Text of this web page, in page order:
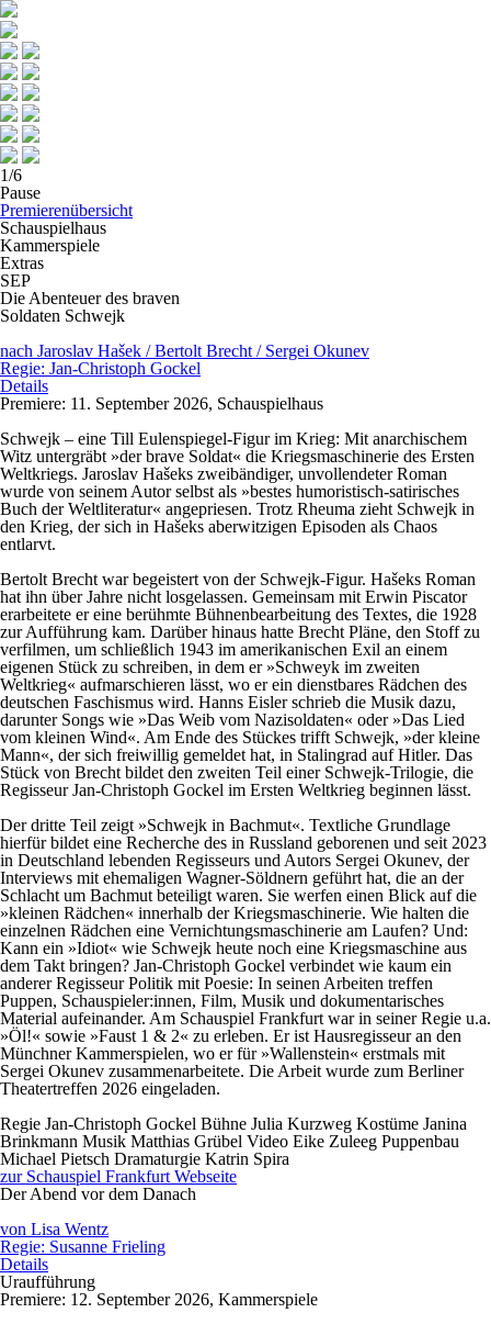
1/6
Pause
Premierenübersicht
Schauspielhaus
Kammerspiele
Extras
SEP
Die Abenteuer des braven
Soldaten Schwejk
nach Jaroslav Hašek / Bertolt Brecht / Sergei Okunev
Regie: Jan-Christoph Gockel
Details
Premiere: 11. September 2026, Schauspielhaus
Schwejk – eine Till Eulenspiegel-Figur im Krieg: Mit anarchischem
Witz untergräbt »der brave Soldat« die Kriegsmaschinerie des Ersten
Weltkriegs. Jaroslav Hašeks zweibändiger, unvollendeter Roman
wurde von seinem Autor selbst als »bestes humoristisch-satirisches
Buch der Weltliteratur« angepriesen. Trotz Rheuma zieht Schwejk in
den Krieg, der sich in Hašeks aberwitzigen Episoden als Chaos
entlarvt.
Bertolt Brecht war begeistert von der Schwejk-Figur. Hašeks Roman
hat ihn über Jahre nicht losgelassen. Gemeinsam mit Erwin Piscator
erarbeitete er eine berühmte Bühnenbearbeitung des Textes, die 1928
zur Aufführung kam. Darüber hinaus hatte Brecht Pläne, den Stoff zu
verfilmen, um schließlich 1943 im amerikanischen Exil an einem
eigenen Stück zu schreiben, in dem er »Schweyk im zweiten
Weltkrieg« aufmarschieren lässt, wo er ein dienstbares Rädchen des
deutschen Faschismus wird. Hanns Eisler schrieb die Musik dazu,
darunter Songs wie »Das Weib vom Nazisoldaten« oder »Das Lied
vom kleinen Wind«. Am Ende des Stückes trifft Schwejk, »der kleine
Mann«, der sich freiwillig gemeldet hat, in Stalingrad auf Hitler. Das
Stück von Brecht bildet den zweiten Teil einer Schwejk-Trilogie, die
Regisseur Jan-Christoph Gockel im Ersten Weltkrieg beginnen lässt.
Der dritte Teil zeigt »Schwejk in Bachmut«. Textliche Grundlage
hierfür bildet eine Recherche des in Russland geborenen und seit 2023
in Deutschland lebenden Regisseurs und Autors Sergei Okunev, der
Interviews mit ehemaligen Wagner-Söldnern geführt hat, die an der
Schlacht um Bachmut beteiligt waren. Sie werfen einen Blick auf die
»kleinen Rädchen« innerhalb der Kriegsmaschinerie. Wie halten die
einzelnen Rädchen eine Vernichtungsmaschinerie am Laufen? Und:
Kann ein »Idiot« wie Schwejk heute noch eine Kriegsmaschine aus
dem Takt bringen? Jan-Christoph Gockel verbindet wie kaum ein
anderer Regisseur Politik mit Poesie: In seinen Arbeiten treffen
Puppen, Schauspieler:innen, Film, Musik und dokumentarisches
Material aufeinander. Am Schauspiel Frankfurt war in seiner Regie u.a.
»Öl!« sowie »Faust 1 & 2« zu erleben. Er ist Hausregisseur an den
Münchner Kammerspielen, wo er für »Wallenstein« erstmals mit
Sergei Okunev zusammenarbeitete. Die Arbeit wurde zum Berliner
Theatertreffen 2026 eingeladen.
Regie Jan-Christoph Gockel Bühne Julia Kurzweg Kostüme Janina
Brinkmann Musik Matthias Grübel Video Eike Zuleeg Puppenbau
Michael Pietsch Dramaturgie Katrin Spira
zur Schauspiel Frankfurt Webseite
Der Abend vor dem Danach
von Lisa Wentz
Regie: Susanne Frieling
Details
Uraufführung
Premiere: 12. September 2026, Kammerspiele